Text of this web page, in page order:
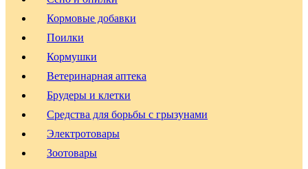
Кормовые добавки
Поилки
Кормушки
Ветеринарная аптека
Брудеры и клетки
Средства для борьбы с грызунами
Электротовары
Зоотовары